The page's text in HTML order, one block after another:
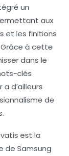
un
aux
et les finitions
à cette
dans le
clés
d’ailleurs
de
est la
de Samsung